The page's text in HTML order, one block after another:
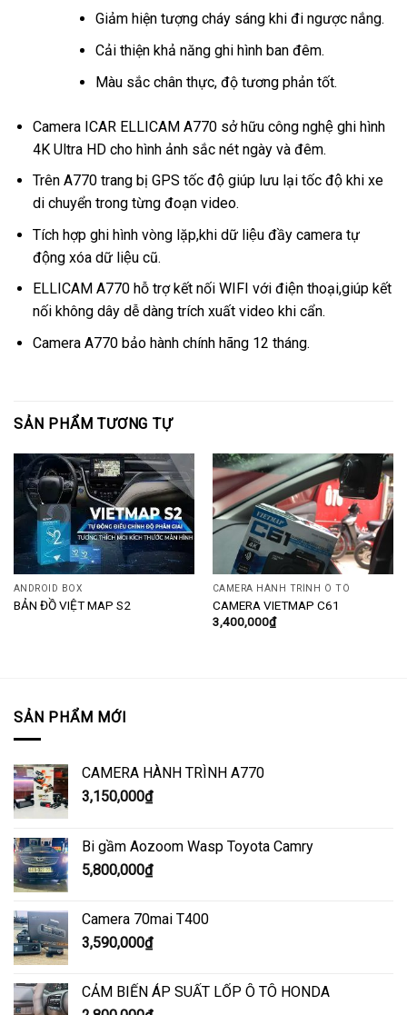
Giảm hiện tượng cháy sáng khi đi ngược nắng.
Cải thiện khả năng ghi hình ban đêm.
Màu sắc chân thực, độ tương phản tốt.
Camera ICAR ELLICAM A770 sở hữu công nghệ ghi hình
4K Ultra HD cho hình ảnh sắc nét ngày và đêm.
Trên A770 trang bị GPS tốc độ giúp lưu lại tốc độ khi xe
di chuyển trong từng đoạn video.
Tích hợp ghi hình vòng lặp,khi dữ liệu đầy camera tự
động xóa dữ liệu cũ.
ELLICAM A770 hỗ trợ kết nối WIFI với điện thoại,giúp kết
nối không dây dễ dàng trích xuất video khi cẩn.
Camera A770 bảo hành chính hãng 12 tháng.
SẢN PHẨM TƯƠNG TỰ
ANDROID BOX
BẢN ĐỒ VIỆT MAP S2
CAMERA HÀNH TRÌNH Ô TÔ
CAMERA VIETMAP C61
3,400,000₫
SẢN PHẨM MỚI
CAMERA HÀNH TRÌNH A770
3,150,000₫
Bi gầm Aozoom Wasp Toyota Camry
5,800,000₫
Camera 70mai T400
3,590,000₫
CẢM BIẾN ÁP SUẤT LỐP Ô TÔ HONDA